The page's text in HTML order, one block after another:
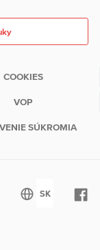
COOKIES
VOP
SÚKROMIA